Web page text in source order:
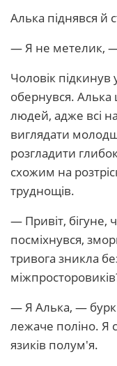
Алька піднявся й
— Я не метелик, —
Чоловік підкинув
обернувся. Алька
людей, адже всі
виглядати
розгладити
схожим на
труднощів.
— Привіт, бігуне,
посміхнувся,
тривога зникла
— Я Алька, —
лежаче поліно. Я
язиків полум'я.